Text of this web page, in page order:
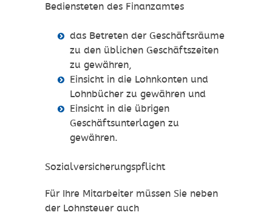
Bediensteten des Finanzamtes
das Betreten der Geschäftsräume
zu den üblichen Geschäftszeiten
zu gewähren,
Einsicht in die Lohnkonten und
Lohnbücher zu gewähren und
Einsicht in die übrigen
Geschäftsunterlagen zu
gewähren.
Sozialversicherungspflicht
Für Ihre Mitarbeiter müssen Sie neben
der Lohnsteuer auch